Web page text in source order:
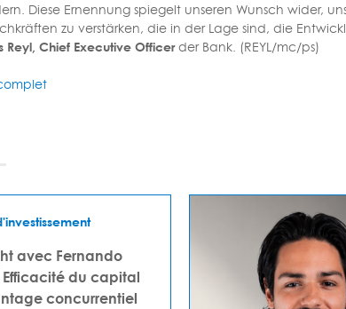
Diese Ernennung spiegelt unseren Wunsch wider,
zu verstärken, die in der Lage sind, die
Reyl, Chief Executive Officerder Bank. (REYL/mc/ps)
avec Fernando
du capital
concurrentiel